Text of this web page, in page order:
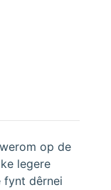
op de
legere
fynt dêrnei